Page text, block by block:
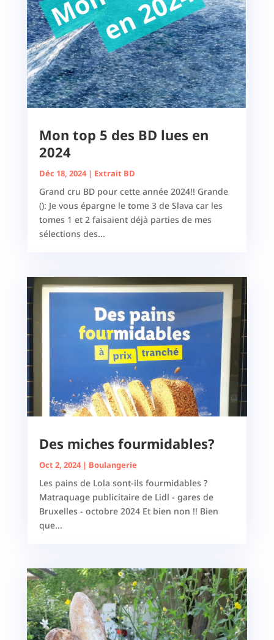
Mon top 5 des BD lues en
2024
Déc 18, 2024| Extrait BD
Grand cru BD pour cette année 2024!! Grande
(): Je vous épargne le tome 3 de Slava car les
tomes 1 et 2 faisaient déjà parties de mes
sélections des...
Des miches fourmidables?
Oct 2, 2024| Boulangerie
Les pains de Lola sont-ils fourmidables ?
Matraquage publicitaire de Lidl - gares de
Bruxelles - octobre 2024 Et bien non !! Bien
que...